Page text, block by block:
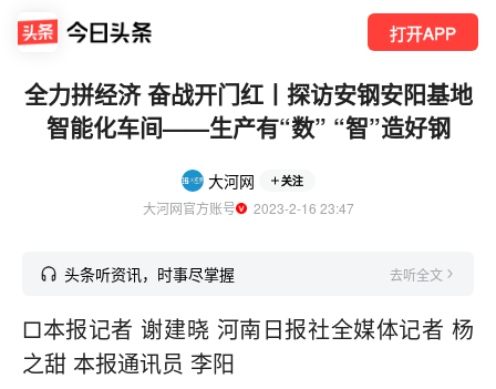
打开APP
全力拼经济 奋战开门红丨探访安钢安阳基地
智能化车间——生产有“数” “智”造好钢
大河网 关注
大河网官方账号
  2023-2-16 23:47
头条听资讯，时事尽掌握 去听全文
□本报记者 谢建晓 河南日报社全媒体记者 杨
之甜 本报通讯员 李阳